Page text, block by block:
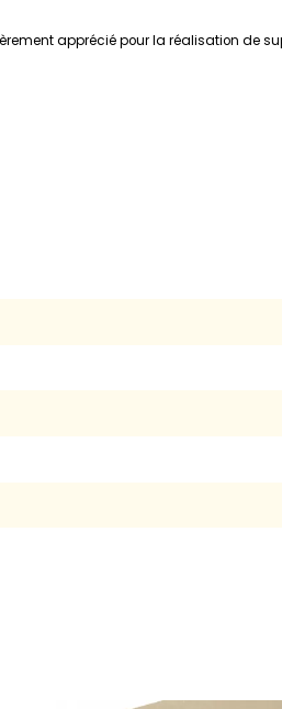
apprécié pour la réalisation de